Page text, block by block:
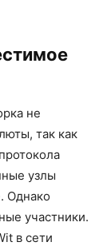
не
так как
узлы
Однако
участники.
в сети